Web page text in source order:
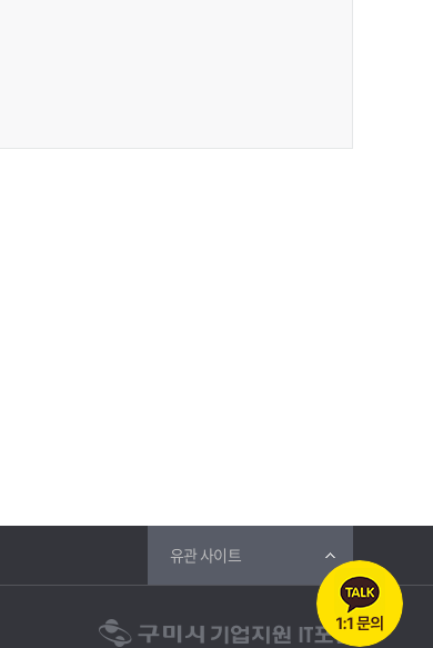
증, 담당자명, 담당자 직위, 담당자 휴대폰번호,
유관 사이트